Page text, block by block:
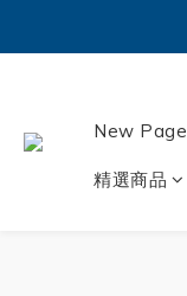
New Page
精選商品